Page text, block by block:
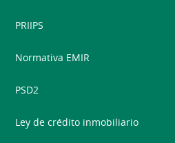
PRIIPS
Normativa EMIR
PSD2
Ley de crédito inmobiliario